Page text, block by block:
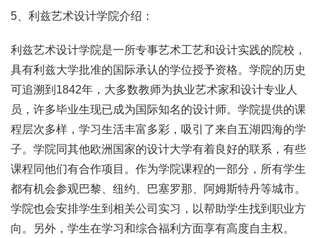
5、利兹艺术设计学院介绍：
利兹艺术设计学院是一所专事艺术工艺和设计实践的院校，
具有利兹大学批准的国际承认的学位授予资格。学院的历史
可追溯到1842年，大多数教师为执业艺术家和设计专业人
员，许多毕业生现已成为国际知名的设计师。学院提供的课
程层次多样，学习生活丰富多彩，吸引了来自五湖四海的学
子。学院同其他欧洲国家的设计大学有着良好的联系，有些
课程同他们有合作项目。作为学院课程的一部分，所有学生
都有机会参观巴黎、纽约、巴塞罗那、阿姆斯特丹等城市。
学院也会安排学生到相关公司实习，以帮助学生找到职业方
向。另外，学生在学习和综合福利方面享有高度自主权。